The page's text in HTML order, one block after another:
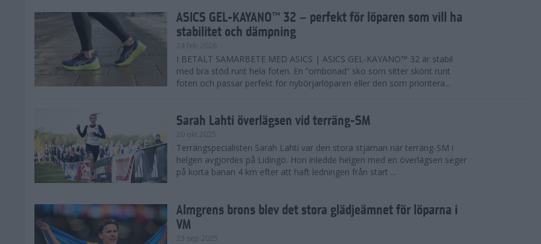
ASICS GEL-KAYANO™ 32 – perfekt för löparen som vill ha
stabilitet och dämpning
24 feb 2026
I BETALT SAMARBETE MED ASICS | ASICS GEL-KAYANO™ 32 är stabil
med bra stöd runt hela foten. En ”ombonad” sko som sitter skönt runt
foten och passar perfekt för nybörjarlöparen eller den som prioritera...
Sarah Lahti överlägsen vid terräng-SM
20 okt 2025
Terrängspecialisten Sarah Lahti var den stora stjärnan när terräng-SM i
helgen avgjordes på Lidingö. Hon inledde helgen med en överlägsen seger
på korta banan 4 km efter att haft ledningen från start ...
Almgrens brons blev det stora glädjeämnet för löparna i
VM
23 sep 2025